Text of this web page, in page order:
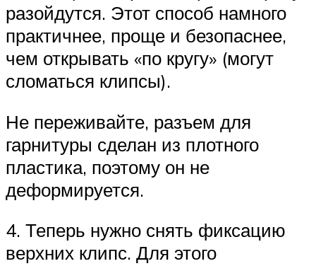
разойдутся. Этот способ намного
практичнее, проще и безопаснее,
чем открывать «по кругу» (могут
сломаться клипсы).
Не переживайте, разъем для
гарнитуры сделан из плотного
пластика, поэтому он не
деформируется.
4. Теперь нужно снять фиксацию
верхних клипс. Для этого